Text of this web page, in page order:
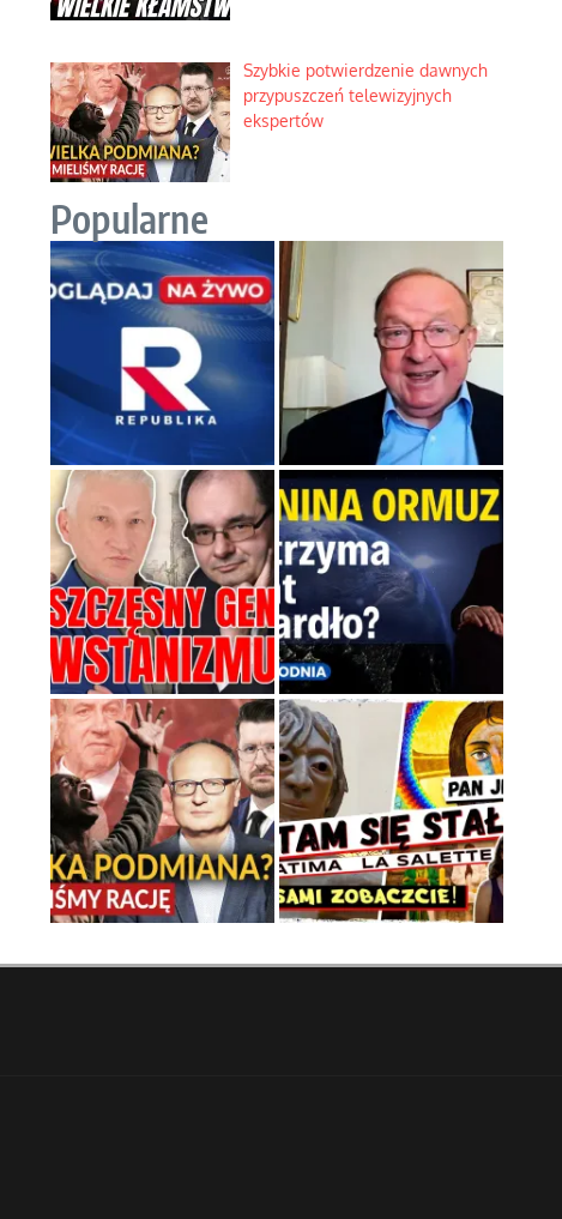
Szybkie potwierdzenie dawnych
przypuszczeń telewizyjnych
ekspertów
Popularne